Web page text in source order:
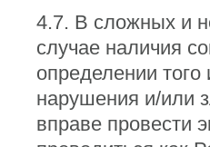
4.7. В сложных и
случае наличия
определении того
нарушения и/или
вправе провести